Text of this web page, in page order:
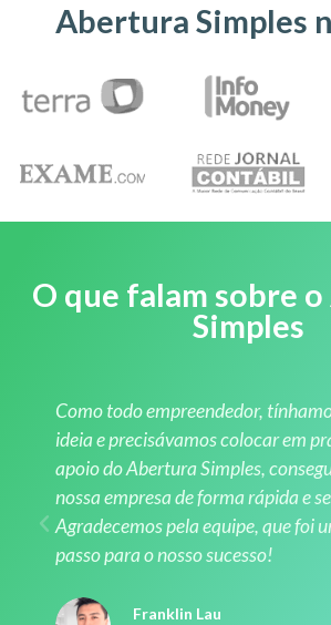
Abertura Simples
O que falam sobre
Simples
Como todo empreendedor,
ideia e precisávamos colocar em
apoio do Abertura Simples,
nossa empresa de forma rápida e
Agradecemos pela equipe, que foi
passo para o nosso sucesso!
Franklin Lau